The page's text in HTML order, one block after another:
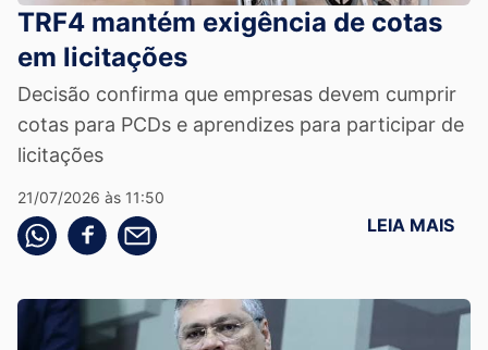
TRF4 mantém exigência de cotas
em licitações
Decisão confirma que empresas devem cumprir
cotas para PCDs e aprendizes para participar de
licitações
21/07/2026 às 11:50
Compartilhe pelo whatsapp
Compartilhar no facebook
Compartilhe pelo email LEIA MAIS